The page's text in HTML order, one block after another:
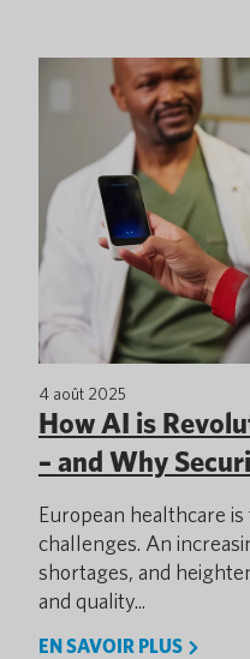
4 août 2025
How AI is
– and Why
European healthcare
challenges. An
shortages, and
and quality...
EN SAVOIR PLUS